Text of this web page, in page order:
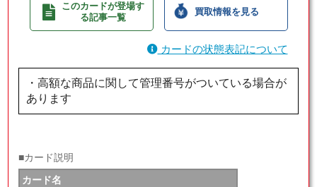
このカードが登場す
る記事一覧
買取情報を見る
カードの状態表記について
・高額な商品に関して管理番号がついている場合が
あります
■カード説明
カード名